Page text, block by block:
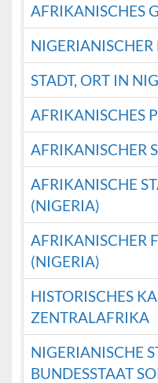
AFRIKANISCHES
NIGERIANISCHER
STADT, ORT IN
AFRIKANISCHES
AFRIKANISCHER
AFRIKANISCHE
(NIGERIA)
AFRIKANISCHER
(NIGERIA)
HISTORISCHES
ZENTRALAFRIKA
NIGERIANISCHE
BUNDESSTAAT